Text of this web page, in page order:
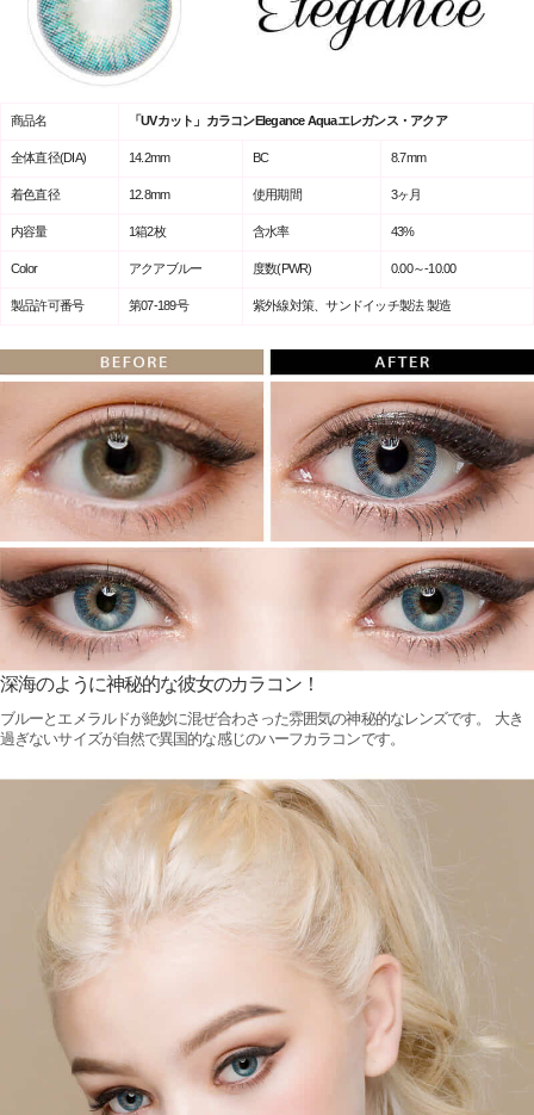
商品名 「UVカット」カラコンElegance Aquaエレガンス・アクア
全体直径(DIA) 14.2mm BC 8.7mm
着色直径 12.8mm 使用期間 3ヶ月
内容量 1箱2枚 含水率 43%
Color アクアブルー 度数(PWR) 0.00～-10.00
製品許可番号 第07-189号 紫外線対策、サンドイッチ製法 製造
深海のように神秘的な彼女のカラコン！
ブルーとエメラルドが絶妙に混ぜ合わさった雰囲気の神秘的なレンズです。 大き
過ぎないサイズが自然で異国的な感じのハーフカラコンです。